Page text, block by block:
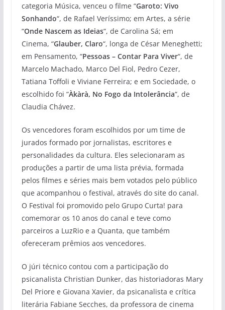
categoria Música, venceu o filme “Garoto: Vivo
Sonhando“, de Rafael Veríssimo; em Artes, a série
“Onde Nascem as Ideias“, de Carolina Sá; em
Cinema, “Glauber, Claro“, longa de César Meneghetti;
em Pensamento, “Pessoas – Contar Para Viver“, de
Marcelo Machado, Marco Del Fiol, Pedro Cezer,
Tatiana Toffoli e Viviane Ferreira; e em Sociedade, o
escolhido foi “Àkàrà, No Fogo da Intolerância“, de
Claudia Chávez.
Os vencedores foram escolhidos por um time de
jurados formado por jornalistas, escritores e
personalidades da cultura. Eles selecionaram as
produções a partir de uma lista prévia, formada
pelos filmes e séries mais bem votados pelo público
que acompanhou o festival, através do site do canal.
O Festival foi promovido pelo Grupo Curta! para
comemorar os 10 anos do canal e teve como
parceiros a LuzRio e a Quanta, que também
ofereceram prêmios aos vencedores.
O júri técnico contou com a participação do
psicanalista Christian Dunker, das historiadoras Mary
Del Priore e Giovana Xavier, da psicanalista e crítica
literária Fabiane Secches, da professora de cinema